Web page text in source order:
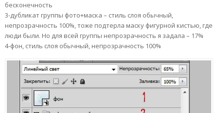
бесконечность
3-дубликат группы фото+маска – стиль слоя обычный,
непрозрачность 100%, тоже подтерла маску фигурной кистью, где
люди были. Но для всей группы непрозрачность я задала – 17%
4-фон, стиль слоя обычный, непрозрачность 100%